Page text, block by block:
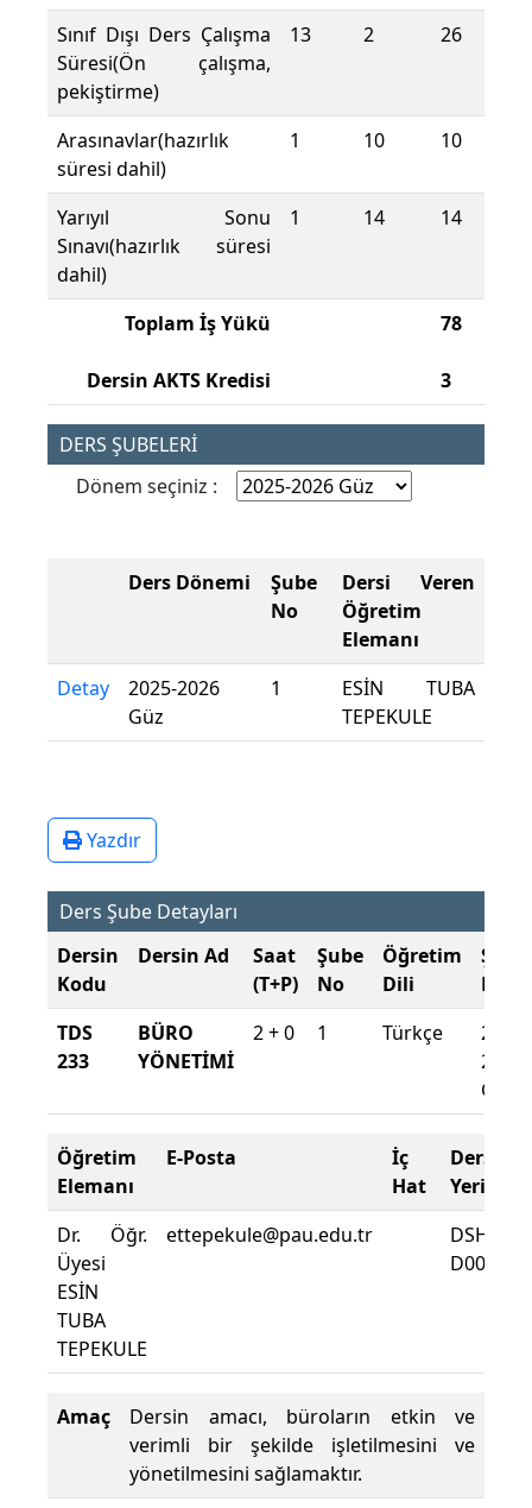
Sınıf Dışı Ders Çalışma
Süresi(Ön çalışma,
pekiştirme)
13 2 26
Arasınavlar(hazırlık
süresi dahil)
1 10 10
Yarıyıl Sonu
Sınavı(hazırlık süresi
dahil)
1 14 14
Toplam İş Yükü
Dersin AKTS Kredisi
78
3
DERS ŞUBELERİ
Dönem seçiniz :
Ders Dönemi
Şube
No
Dersi Veren
Öğretim
Elemanı
Detay
2025-2026
Güz
1
ESİN TUBA
TEPEKULE
Yazdır
Ders Şube Detayları
Dersin
Kodu
Dersin Ad
Saat
(T+P)
Şube
No
Öğretim
Dili
Şube
TDS
233
BÜRO
YÖNETİMİ
2 + 0 1 Türkçe
2025-
2026
Güz
Öğretim
Elemanı
E-Posta
İç
Hat
Ders
Yeri
Dr. Öğr.
Üyesi
ESİN
TUBA
TEPEKULE
ettepekule@pau.edu.tr
DSHMY
D0014
Amaç
Dersin amacı, büroların etkin ve
verimli bir şekilde işletilmesini ve
yönetilmesini sağlamaktır.